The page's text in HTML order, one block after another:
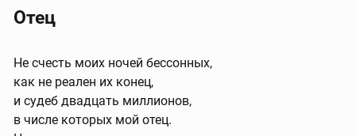
Отец
Не счесть моих ночей бессонных,
как не реален их конец,
и судеб двадцать миллионов,
в числе которых мой отец.